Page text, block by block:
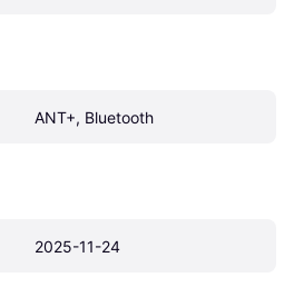
ANT+, Bluetooth
2025-11-24